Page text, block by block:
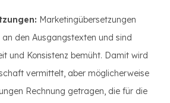
Marketingübersetzungen
an den Ausgangstexten und sind
und Konsistenz bemüht. Damit wird
vermittelt, aber möglicherweise
Rechnung getragen, die für die